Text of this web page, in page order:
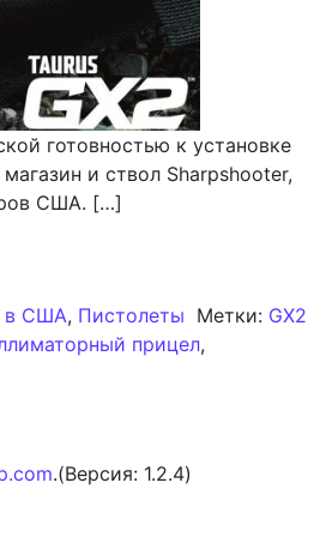
готовностью к установке
и ствол Sharpshooter,
США. […]
в США, Пистолеты Метки: GX2
прицел,
.(Версия: 1.2.4)